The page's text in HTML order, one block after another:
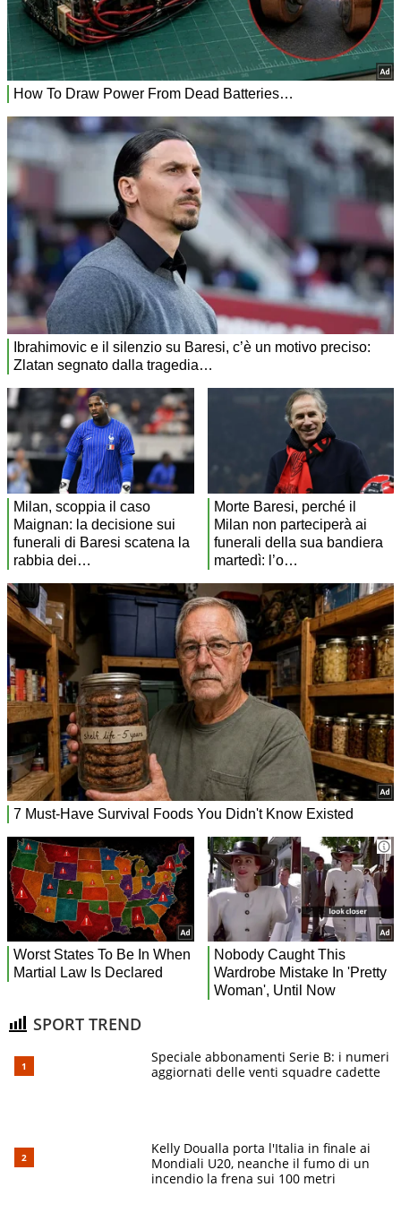
SPORT TREND
Speciale abbonamenti Serie B: i numeri
aggiornati delle venti squadre cadette
Kelly Doualla porta l'Italia in finale ai
Mondiali U20, neanche il fumo di un
incendio la frena sui 100 metri